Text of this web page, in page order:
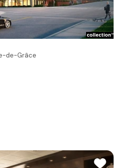
de-Grâce